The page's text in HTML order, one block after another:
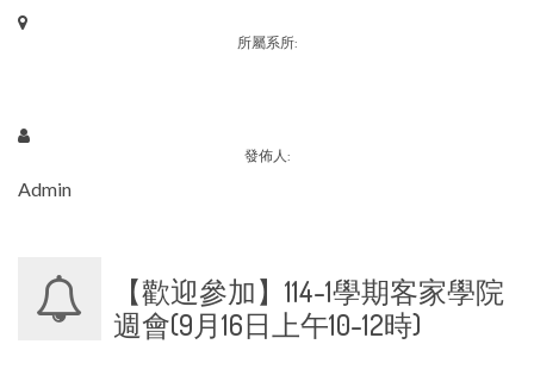
所屬系所:
發佈人:
Admin
【歡迎參加】114-1學期客家學院
週會(9月16日上午10-12時)